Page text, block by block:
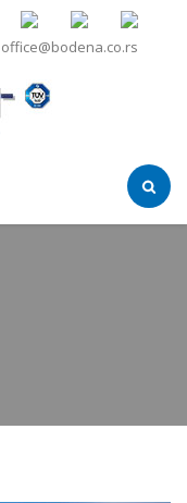
office@bodena.co.rs